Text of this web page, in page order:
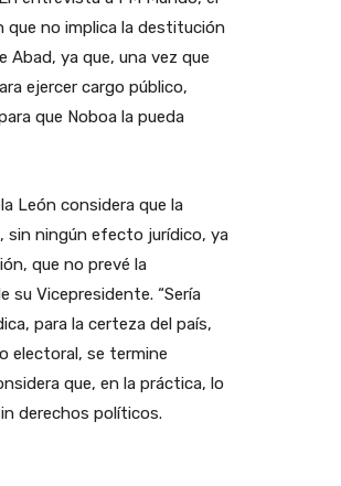
que no implica la destitución
ya que, una vez que
ejercer cargo público,
que Noboa la pueda
León considera que la
sin ningún efecto jurídico, ya
que no prevé la
su Vicepresidente. “Sería
para la certeza del país,
electoral, se termine
que, en la práctica, lo
derechos políticos.